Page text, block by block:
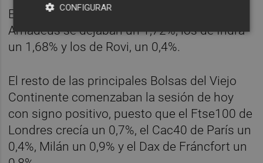
En el extremo opuesto, los títulos de
Amadeus se dejaban un 1,72%, los de Indra
un 1,68% y los de Rovi, un 0,4%.
El resto de las principales Bolsas del Viejo
Continente comenzaban la sesión de hoy
con signo positivo, puesto que el Ftse100 de
Londres crecía un 0,7%, el Cac40 de París un
0,4%, Milán un 0,9% y el Dax de Fráncfort un
CONFIGURAR